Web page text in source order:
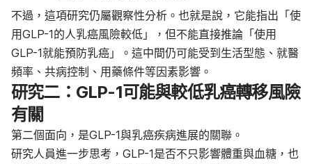
不過，這項研究仍屬觀察性分析。也就是說，它能指出「使
用GLP-1的人乳癌風險較低」，但不能直接推論「使用
GLP-1就能預防乳癌」。這中間仍可能受到生活型態、就醫
頻率、共病控制、用藥條件等因素影響。
研究二：GLP-1可能與較低乳癌轉移風險
有關
第二個面向，是GLP-1與乳癌疾病進展的關聯。
研究人員進一步思考，GLP-1是否不只影響體重與血糖，也